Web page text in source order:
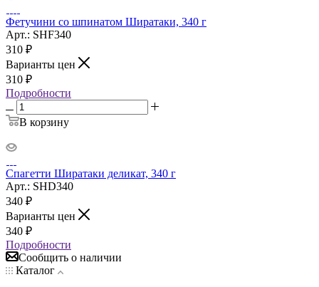
Фетучини со шпинатом Ширатаки, 340 г
Арт.: SHF340
310 ₽
Варианты цен
310 ₽
Подробности
В корзину
Спагетти Ширатаки деликат, 340 г
Арт.: SHD340
340 ₽
Варианты цен
340 ₽
Подробности
Сообщить о наличии
Каталог